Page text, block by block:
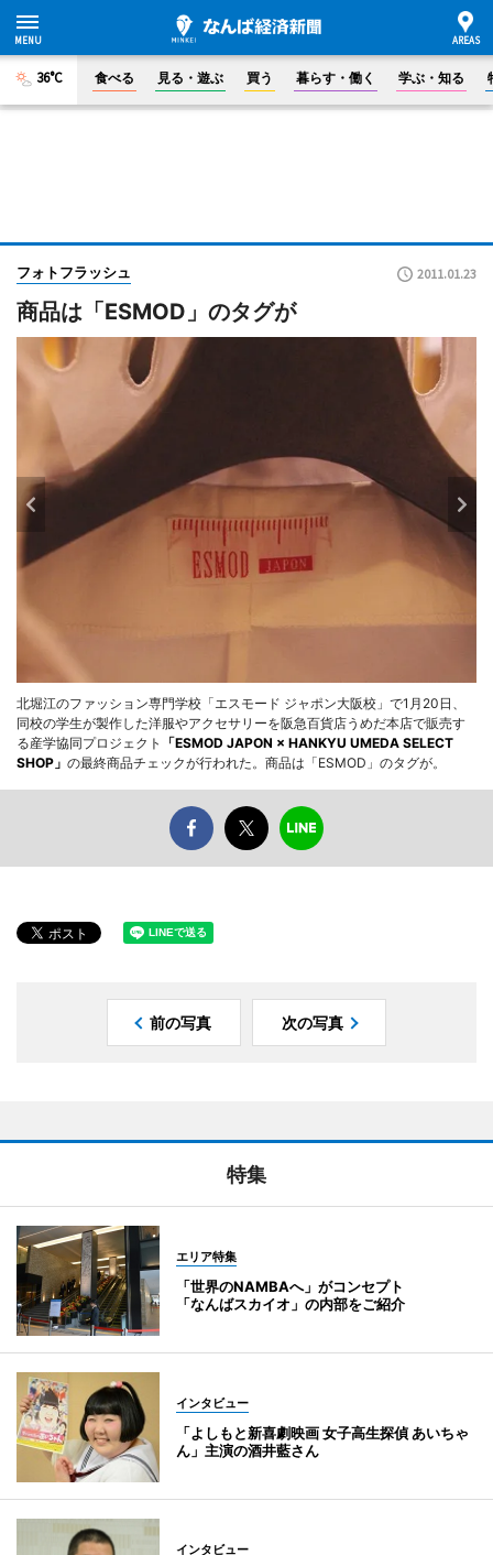
36°C 食べる 見る・遊ぶ 買う 暮らす・働く 学ぶ・知る
フォトフラッシュ 2011.01.23
商品は「ESMOD」のタグが
北堀江のファッション専門学校「エスモード ジャポン大阪校」で1月20日、
同校の学生が製作した洋服やアクセサリーを阪急百貨店うめだ本店で販売す
る産学協同プロジェクト
「ESMOD JAPON × HANKYU UMEDA SELECT
SHOP」 の最終商品チェックが行われた。商品は「ESMOD」のタグが。
前の写真 次の写真
特集
エリア特集
「世界のNAMBAへ」がコンセプト
「なんばスカイオ」の内部をご紹介
インタビュー
「よしもと新喜劇映画 女子高生探偵 あいちゃ
ん」主演の酒井藍さん
インタビュー